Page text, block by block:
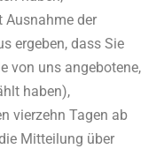
Ausnahme der
ergeben, dass Sie
von uns angebotene,
haben),
vierzehn Tagen ab
Mitteilung über